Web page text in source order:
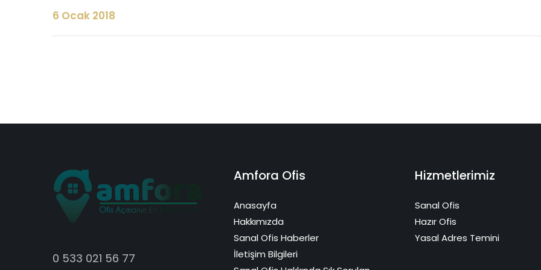
6 Ocak 2018
0 533 021 56 77
Amfora Ofis
Anasayfa
Hakkımızda
Sanal Ofis Haberler
İletişim Bilgileri
Hizmetlerimiz
Sanal Ofis
Hazır Ofis
Yasal Adres Temini